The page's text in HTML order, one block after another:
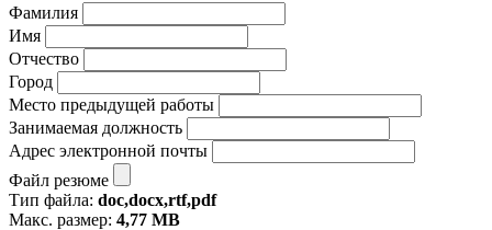
Фамилия
Имя
Отчество
Город
Место предыдущей работы
Занимаемая должность
Адрес электронной почты
Файл резюме
Тип файла: doc,docx,rtf,pdf
Макс. размер: 4,77 MB